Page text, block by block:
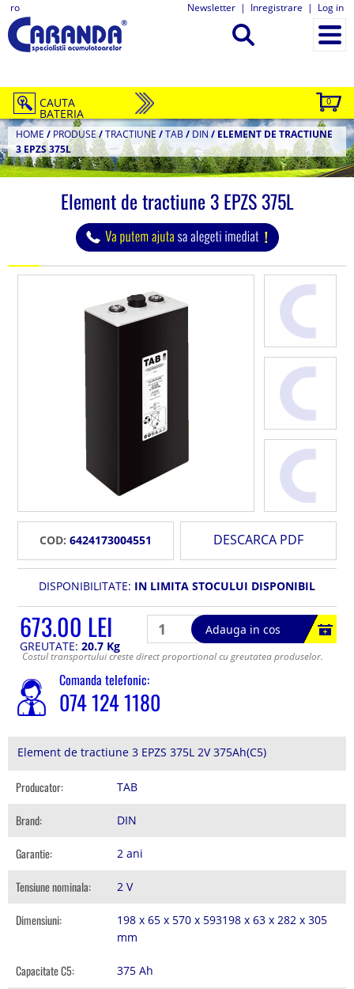
ro Newsletter | Inregistrare | Log in
0
CAUTA
BATERIA
HOME / PRODUSE/TRACTIUNE /TAB / DIN / ELEMENT DE TRACTIUNE
3 EPZS 375L
Element de tractiune 3 EPZS 375L
COD: 6424173004551 DESCARCA PDF
DISPONIBILITATE: IN LIMITA STOCULUI DISPONIBIL
673.00 LEI
Adauga in cos
GREUTATE: 20.7 Kg
Costul transportului creste direct proportional cu greutatea produselor.
Comanda telefonic:
074 124 1180
Element de tractiune 3 EPZS 375L 2V 375Ah(C5)
Producator: TAB
Brand: DIN
Garantie: 2 ani
Tensiune nominala: 2 V
Dimensiuni:
198 x 65 x 570 x 593198 x 63 x 282 x 305
mm
Capacitate C5: 375 Ah